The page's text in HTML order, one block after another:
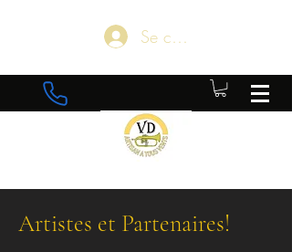
Se connecter
Artistes et Partenaires!